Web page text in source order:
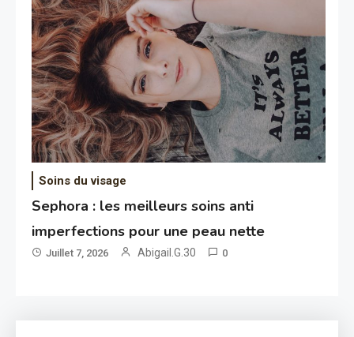
Soins du visage
Sephora : les meilleurs soins anti
imperfections pour une peau nette
Juillet 7, 2026 Abigail.G.30 0